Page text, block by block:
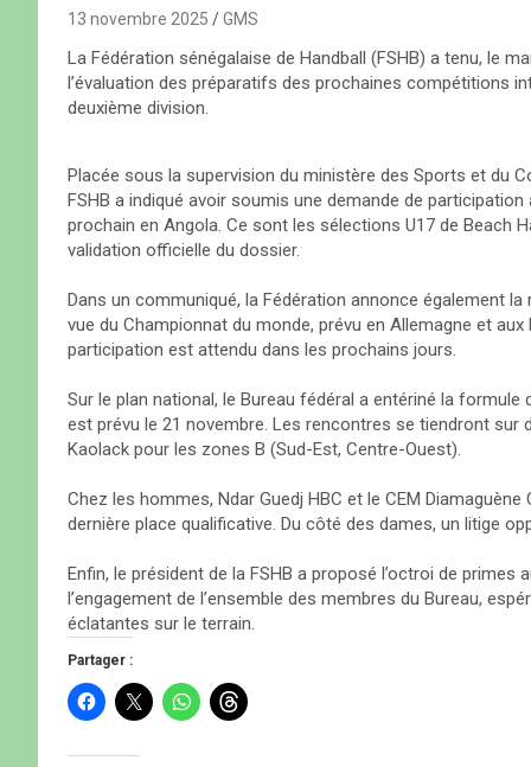
13 novembre 2025 GMS
La Fédération sénégalaise de Handball (FSHB) a tenu, le
l’évaluation des préparatifs des prochaines compétitions
deuxième division.
Placée sous la supervision du ministère des Sports et du
FSHB a indiqué avoir soumis une demande de
prochain en Angola. Ce sont les sélections U17 de Beach
validation officielle du dossier.
Dans un communiqué, la Fédération annonce également
vue du Championnat du monde, prévu en Allemagne et
participation est attendu dans les prochains jours.
Sur le plan national, le Bureau fédéral a entériné la
est prévu le 21 novembre. Les rencontres se tiendront sur
Kaolack pour les zones B (Sud-Est, Centre-Ouest).
Chez les hommes, Ndar Guedj HBC et le CEM
dernière place qualificative. Du côté des dames, un litige
Enfin, le président de la FSHB a proposé l’octroi de
l’engagement de l’ensemble des membres du Bureau,
éclatantes sur le terrain.
Partager :
C
l
u
C
l
C
l
C
l